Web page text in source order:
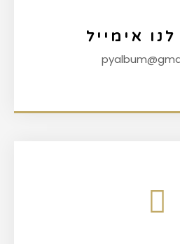
אימייל